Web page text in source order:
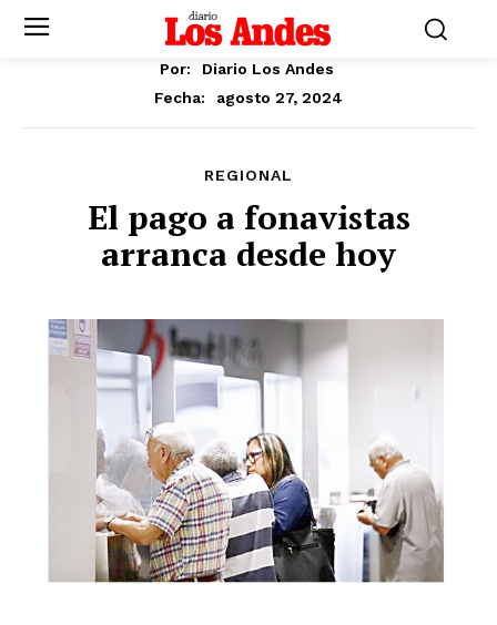
Por:
Diario Los Andes
Fecha:
agosto 27, 2024
REGIONAL
El pago a fonavistas
arranca desde hoy